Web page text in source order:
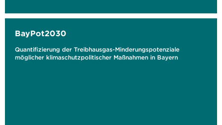
BayPot2030
Quantifizierung der Treibhausgas-Minderungspotenziale
möglicher klimaschutzpolitischer Maßnahmen in Bayern